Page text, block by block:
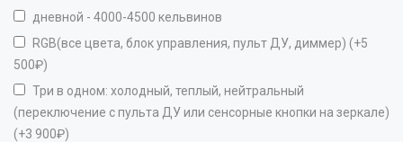
дневной - 4000-4500 кельвинов
RGB(все цвета, блок управления, пульт ДУ, диммер) (+5
500₽)
Три в одном: холодный, теплый, нейтральный
(переключение с пульта ДУ или сенсорные кнопки на зеркале)
(+3 900₽)